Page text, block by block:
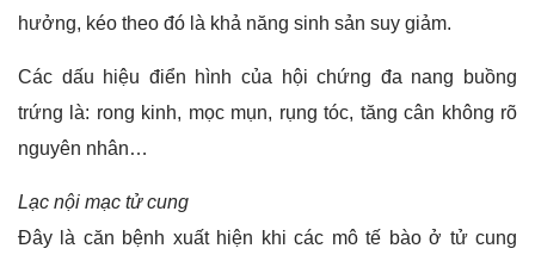
hưởng, kéo theo đó là khả năng sinh sản suy giảm.
Các dấu hiệu điển hình của hội chứng đa nang buồng
trứng là: rong kinh, mọc mụn, rụng tóc, tăng cân không rõ
nguyên nhân…
Lạc nội mạc tử cung
Đây là căn bệnh xuất hiện khi các mô tế bào ở tử cung